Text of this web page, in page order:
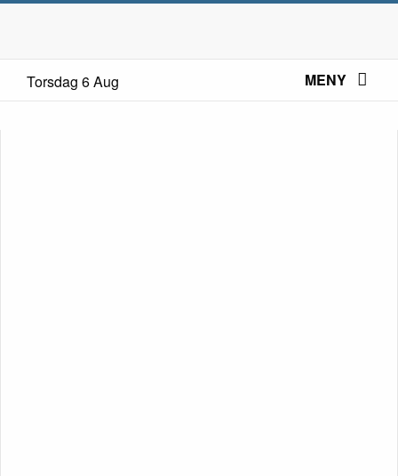
Torsdag 6 Aug MENY